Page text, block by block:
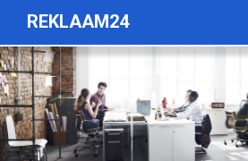
REKLAAM24